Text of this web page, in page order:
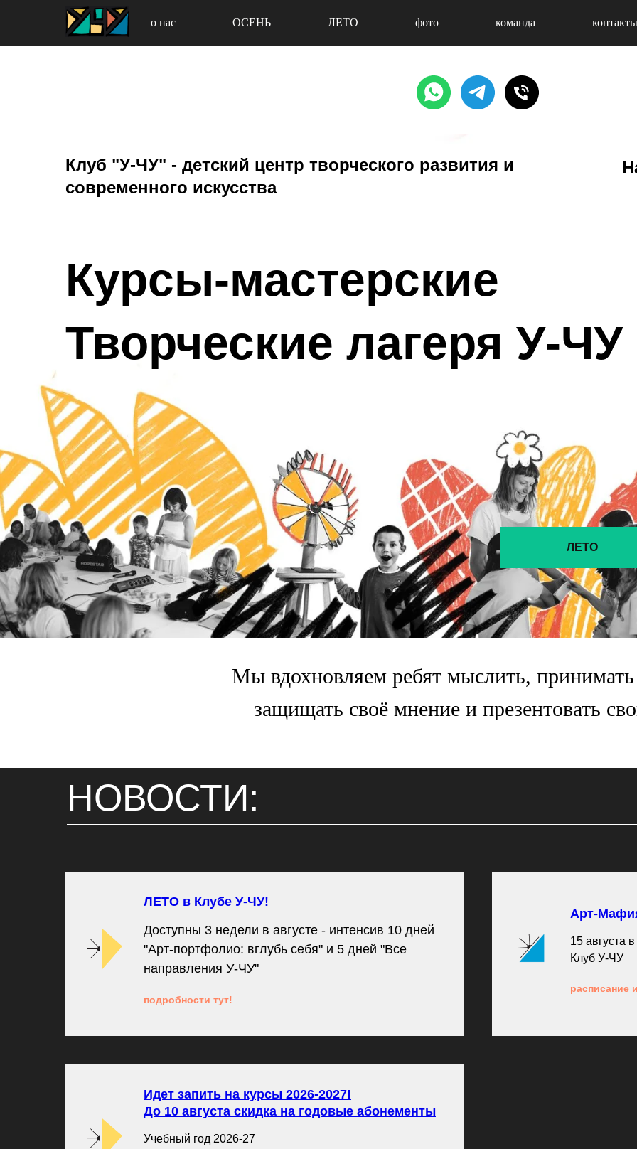
о нас ОСЕНЬ ЛЕТО фото команда контакты
Клуб "У-ЧУ" - детский центр творческого развития и
современного искусства
ЛЕТО
Курсы-мастерские
Творческие лагеря У-ЧУ
Мы вдохновляем ребят мыслить,
защищать своё мнение и презентовать
НОВОСТИ:
ЛЕТО в Клубе У-ЧУ!
Доступны 3 недели в августе - интенсив 10 дней
"Арт-портфолио: вглубь себя" и 5 дней "Все
направления У-ЧУ"
подробности тут!
Арт-
15 августа
Клуб У-ЧУ
расписание
Идет запить на курсы 2026-2027!
До 10 августа скидка на годовые абонементы
Учебный год 2026-27